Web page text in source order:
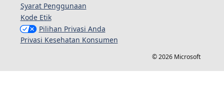
Syarat Penggunaan
Kode Etik
Pilihan Privasi Anda
Privasi Kesehatan Konsumen
© 2026 Microsoft